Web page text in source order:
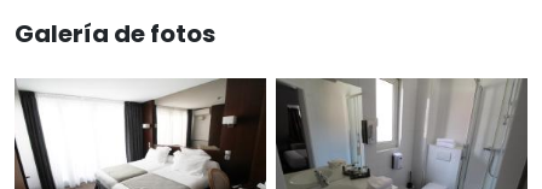
Galería de fotos